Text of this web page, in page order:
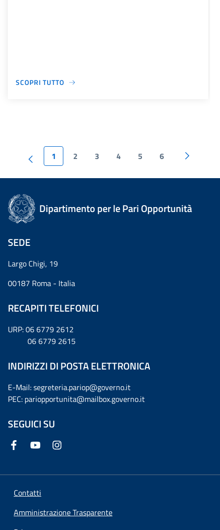
SCOPRI TUTTO
1 2 3 4 5 6
Dipartimento per le Pari Opportunità
SEDE
Largo Chigi, 19
00187 Roma - Italia
RECAPITI TELEFONICI
URP: 06 6779 2612
06 6779 2615
INDIRIZZI DI POSTA ELETTRONICA
E-Mail: segreteria.pariop@governo.it
PEC: pariopportunita@mailbox.governo.it
SEGUICI SU
Contatti
Amministrazione Trasparente